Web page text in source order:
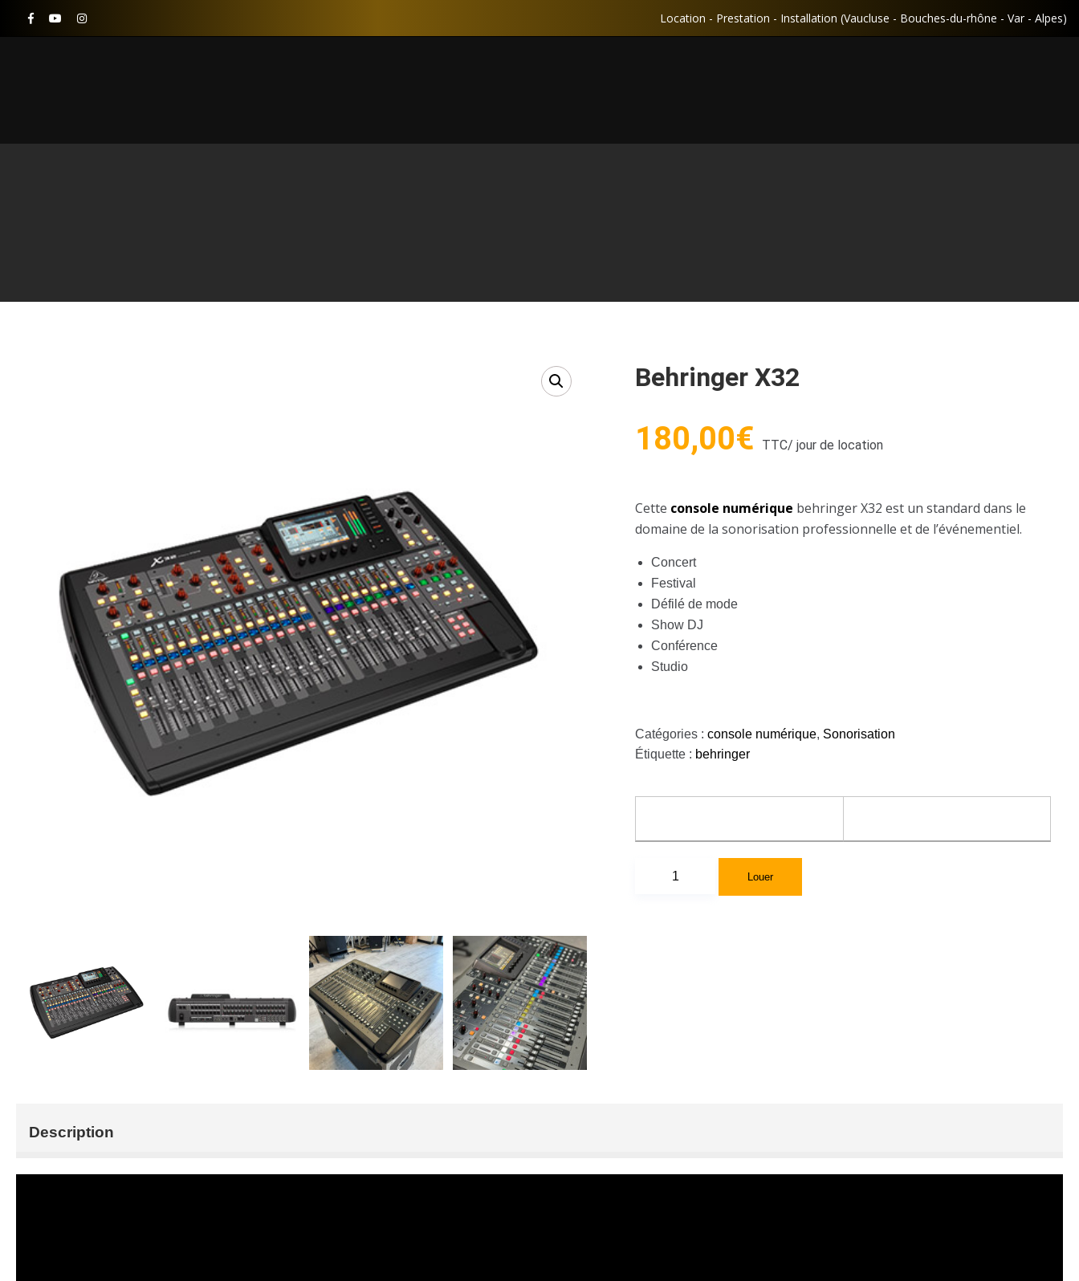
Location - Prestation - Installation (Vaucluse - Bouches-du-rhône - Var - Alpes)
Behringer X32
180,00€ TTC/ jour de location
Cette console numérique behringer X32 est un standard dans le
domaine de la sonorisation professionnelle et de l’événementiel.
Concert
Festival
Défilé de mode
Show DJ
Conférence
Studio
Catégories :console numérique, Sonorisation
Étiquette : behringer
Louer
Description